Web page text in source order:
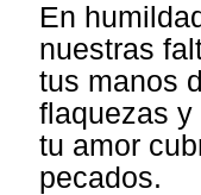
En
nuestras
tus manos
flaquezas y
tu amor
pecados.